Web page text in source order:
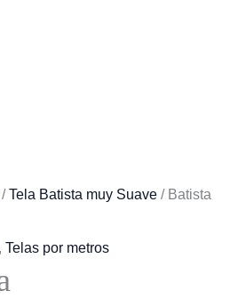
/Tela Batista muy Suave / Batista
, Telas por metros